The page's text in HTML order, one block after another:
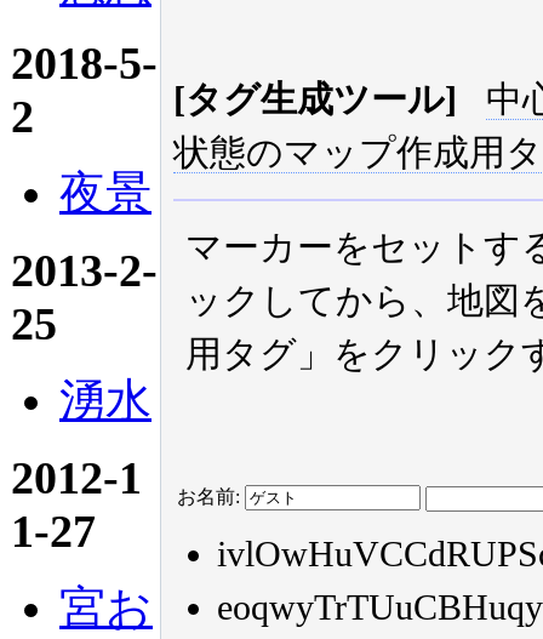
2018-5-
2
夜景
2013-2-
25
湧水
2012-1
1-27
宮お
[タグ生成ツール]
中
状態のマップ作成用
マーカーをセットす
ックしてから、地図
用タグ」をクリック
お名前: